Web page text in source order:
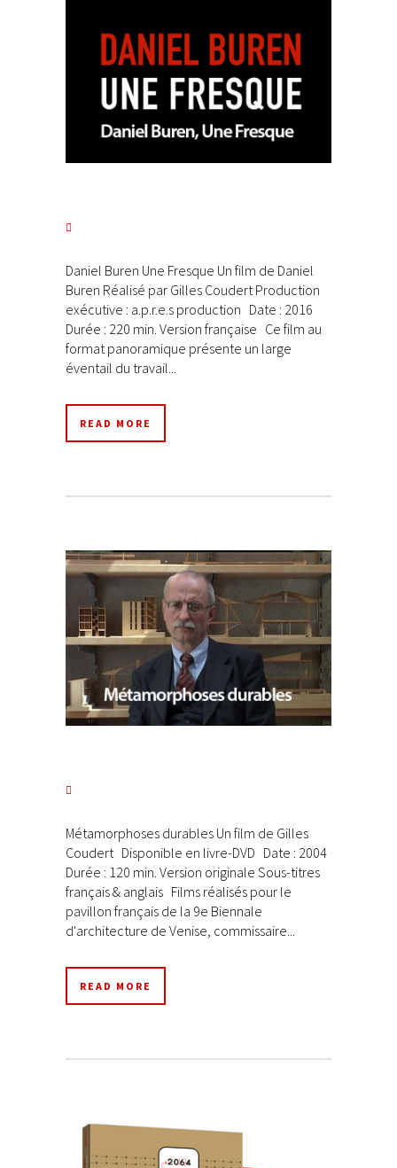
Daniel Buren Une Fresque Un film de Daniel
Buren Réalisé par Gilles Coudert Production
exécutive : a.p.r.e.s production Date : 2016
Durée : 220 min. Version française Ce film au
format panoramique présente un large
éventail du travail...
READ MORE
Métamorphoses durables Un film de Gilles
Coudert Disponible en livre-DVD Date : 2004
Durée : 120 min. Version originale Sous-titres
français & anglais Films réalisés pour le
pavillon français de la 9e Biennale
d'architecture de Venise, commissaire...
READ MORE